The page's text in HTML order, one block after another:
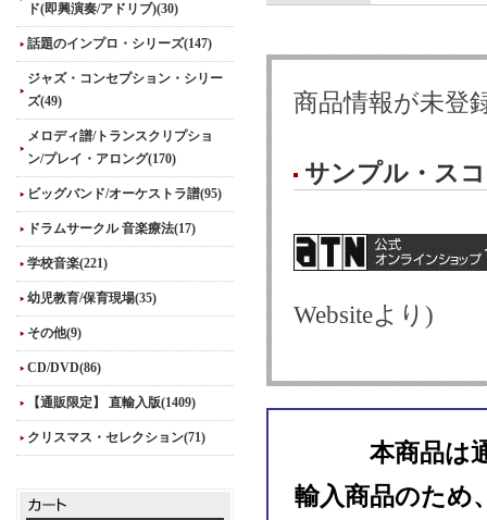
ド(即興演奏/アドリブ)(30)
話題のインプロ・シリーズ(147)
ジャズ・コンセプション・シリー
ズ(49)
メロディ譜/トランスクリプショ
ン/プレイ・アロング(170)
ビッグバンド/オーケストラ譜(95)
ドラムサークル 音楽療法(17)
学校音楽(221)
幼児教育/保育現場(35)
その他(9)
CD/DVD(86)
【通販限定】 直輸入版(1409)
クリスマス・セレクション(71)
商品情報が未登
サンプル・ス
Websiteより)
本商品は
輸入商品のため